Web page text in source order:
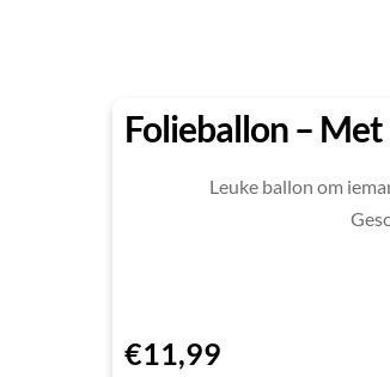
Folieballon –
Leuke ballon om
€11,99